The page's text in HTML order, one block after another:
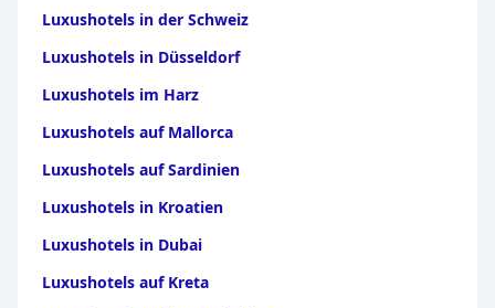
Luxushotels in der Schweiz
Luxushotels in Düsseldorf
Luxushotels im Harz
Luxushotels auf Mallorca
Luxushotels auf Sardinien
Luxushotels in Kroatien
Luxushotels in Dubai
Luxushotels auf Kreta